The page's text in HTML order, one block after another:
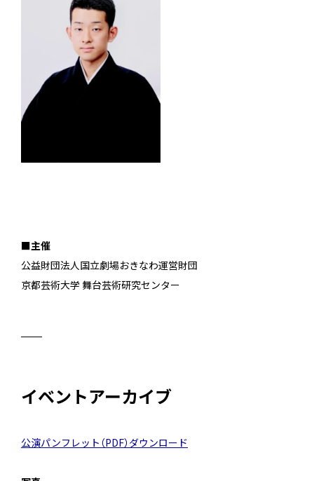
■主催
公益財団法人国立劇場おきなわ運営財団
京都芸術大学 舞台芸術研究センター
イベントアーカイブ
公演パンフレット（PDF）ダウンロード